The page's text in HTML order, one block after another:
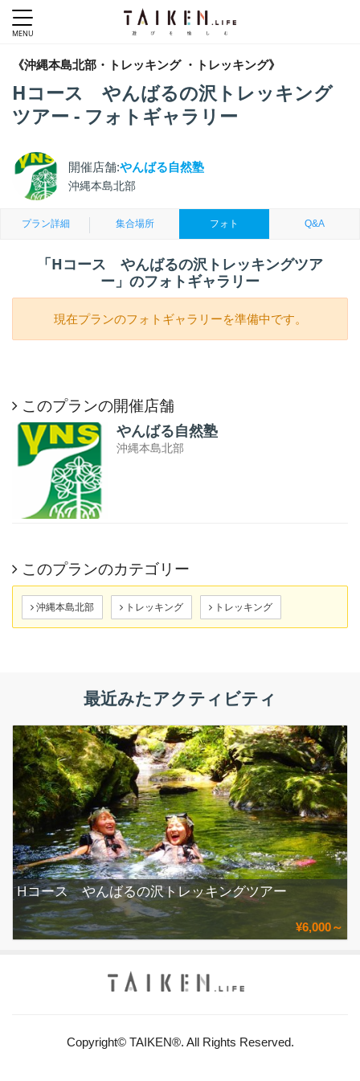
《沖縄本島北部・トレッキング ・トレッキング》
Hコース やんばるの沢トレッキング
ツアー - フォトギャラリー
開催店舗:やんばる自然塾
沖縄本島北部
プラン詳細 集合場所 フォト Q&A
「Hコース やんばるの沢トレッキングツア
ー」のフォトギャラリー
現在プランのフォトギャラリーを準備中です。
このプランの開催店舗
やんばる自然塾
沖縄本島北部
このプランのカテゴリー
沖縄本島北部 トレッキング トレッキング
最近みたアクティビティ
Hコース やんばるの沢トレッキングツアー
¥6,000～
Copyright© TAIKEN®. All Rights Reserved.